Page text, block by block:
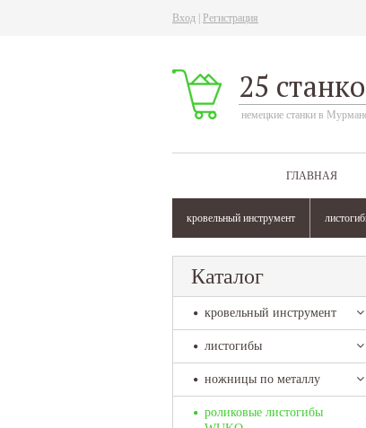
Вход Регистрация
25
немецкие станки в
ГЛАВНАЯ
кровельный инструмент
Каталог
кровельный инструмент
листогибы
ножницы по металлу
роликовые листогибы